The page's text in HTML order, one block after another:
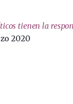
tienen la
2020